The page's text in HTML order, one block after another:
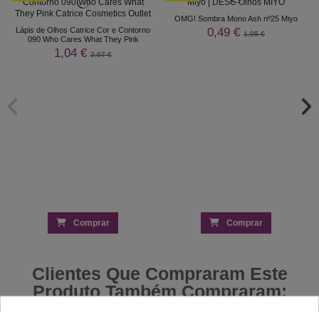
Lápis de Olhos Catrice Cor e Contorno
090 Who Cares What They Pink
1,04 € 2,07 €
Comprar
OMG! Sombra Mono Ash nº25 Miyo
0,49 € 1,95 €
Comprar
Clientes Que Compraram Este
Produto Também Compraram: